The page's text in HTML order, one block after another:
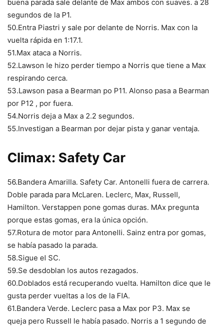
buena parada sale delante de Max ambos con suaves. a 28
segundos de la P1.
50.Entra Piastri y sale por delante de Norris. Max con la
vuelta rápida en 1:17.1.
51.Max ataca a Norris.
52.Lawson le hizo perder tiempo a Norris que tiene a Max
respirando cerca.
53.Lawson pasa a Bearman po P11. Alonso pasa a Bearman
por P12 , por fuera.
54.Norris deja a Max a 2.2 segundos.
55.Investigan a Bearman por dejar pista y ganar ventaja.
Climax: Safety Car
56.Bandera Amarilla. Safety Car. Antonelli fuera de carrera.
Doble parada para McLaren. Leclerc, Max, Russell,
Hamilton. Verstappen pone gomas duras. MAx pregunta
porque estas gomas, era la única opción.
57.Rotura de motor para Antonelli. Sainz entra por gomas,
se había pasado la parada.
58.Sigue el SC.
59.Se desdoblan los autos rezagados.
60.Doblados está recuperando vuelta. Hamilton dice que le
gusta perder vueltas a los de la FIA.
61.Bandera Verde. Leclerc pasa a Max por P3. Max se
queja pero Russell le había pasado. Norris a 1 segundo de